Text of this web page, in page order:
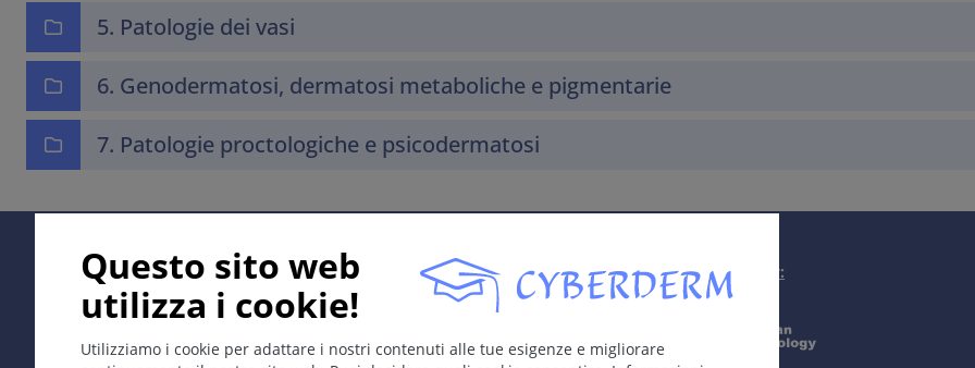
5. Patologie dei vasi
6. Genodermatosi, dermatosi metaboliche e pigmentarie
7. Patologie proctologiche e psicodermatosi
Questo sito web
utilizza i cookie!
Utilizziamo i cookie per adattare i nostri contenuti alle tue esigenze e migliorare
Supported by: